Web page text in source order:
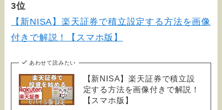
3位
【新NISA】楽天証券で積立設定する方法を画像
付きで解説！【スマホ版】
あわせて読みたい
【新NISA】楽天証券で積立設
定する方法を画像付きで解説！
【スマホ版】